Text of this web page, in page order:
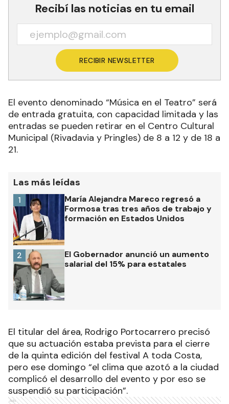
Recibí las noticias en tu email
RECIBIR NEWSLETTER
El evento denominado “Música en el Teatro” será
de entrada gratuita, con capacidad limitada y las
entradas se pueden retirar en el Centro Cultural
Municipal (Rivadavia y Pringles) de 8 a 12 y de 18 a
21.
Las más leídas
María Alejandra Mareco regresó a
Formosa tras tres años de trabajo y
formación en Estados Unidos
1
El Gobernador anunció un aumento
salarial del 15% para estatales
2
El titular del área, Rodrigo Portocarrero precisó
que su actuación estaba prevista para el cierre
de la quinta edición del festival A toda Costa,
pero ese domingo “el clima que azotó a la ciudad
complicó el desarrollo del evento y por eso se
suspendió su participación”.
Ads